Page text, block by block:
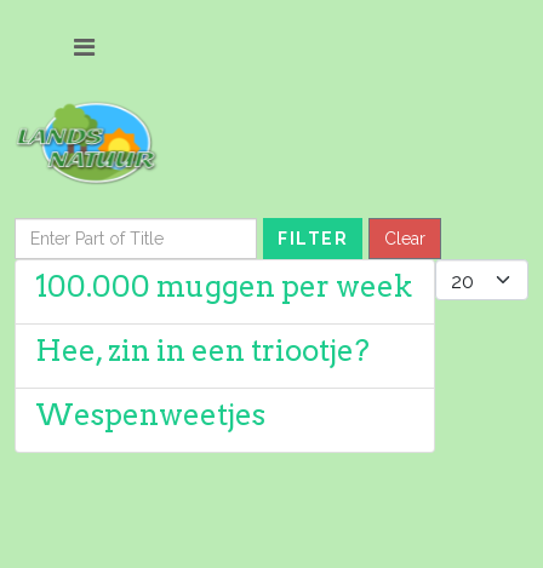
Enter Part of Title FILTER Clear
Display #
100.000 muggen per week
Hee, zin in een triootje?
Wespenweetjes